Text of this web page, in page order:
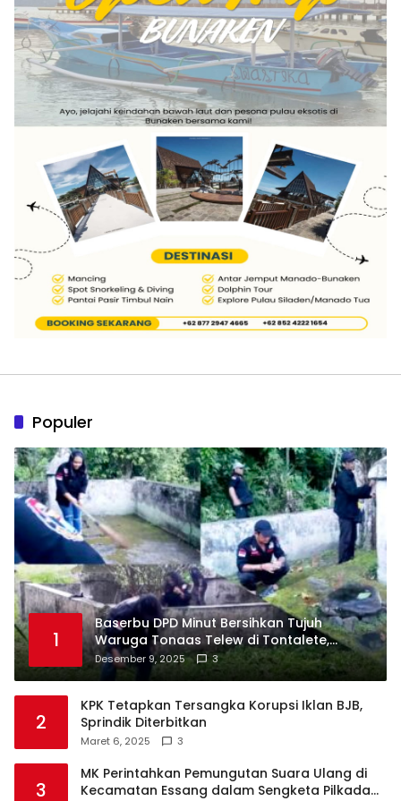
Populer
1
Baserbu DPD Minut Bersihkan Tujuh
Waruga Tonaas Telew di Tontalete,
Agenda Rutin Pelestarian Jejak Leluhur
Minahasa
Desember 9, 2025 3
2
KPK Tetapkan Tersangka Korupsi Iklan BJB,
Sprindik Diterbitkan
Maret 6, 2025 3
3
MK Perintahkan Pemungutan Suara Ulang di
Kecamatan Essang dalam Sengketa Pilkada